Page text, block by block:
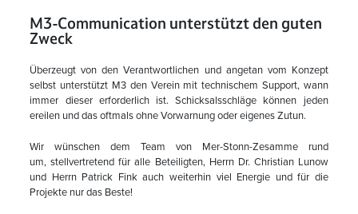
M3-Communication unterstützt den guten
Zweck
Überzeugt von den Verantwortlichen und angetan vom Konzept
selbst unterstützt M3 den Verein mit technischem Support, wann
immer dieser erforderlich ist. Schicksalsschläge können jeden
ereilen und das oftmals ohne Vorwarnung oder eigenes Zutun.
Wir wünschen dem Team von Mer-Stonn-Zesamme rund
um, stellvertretend für alle Beteiligten, Herrn Dr. Christian Lunow
und Herrn Patrick Fink auch weiterhin viel Energie und für die
Projekte nur das Beste!